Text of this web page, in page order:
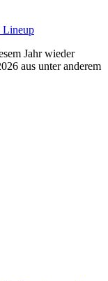
Lineup
Jahr wieder
aus unter anderem